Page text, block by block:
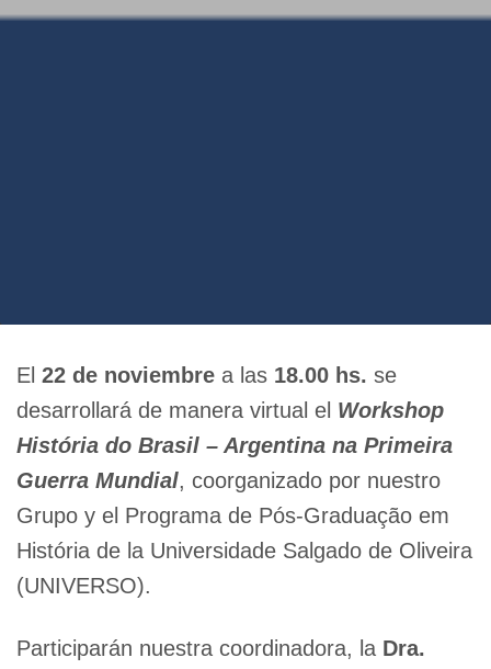
El22 de noviembre a las 18.00 hs. se
desarrollará de manera virtual el Workshop
História do Brasil – Argentina na Primeira
Guerra Mundial, coorganizado por nuestro
Grupo y el Programa de Pós-Graduação em
História de la Universidade Salgado de Oliveira
(UNIVERSO).
Participarán nuestra coordinadora, la Dra.